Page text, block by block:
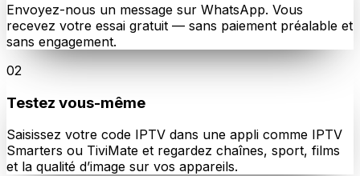
Envoyez-nous un message sur WhatsApp. Vous
recevez votre essai gratuit — sans paiement préalable et
sans engagement.
02
Testez vous-même
Saisissez votre code IPTV dans une appli comme IPTV
Smarters ou TiviMate et regardez chaînes, sport, films
et la qualité d’image sur vos appareils.